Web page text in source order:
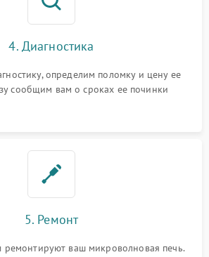
4. Диагностика
определим поломку и цену ее
сообщим вам о сроках ее починки
5. Ремонт
ремонтируют ваш микроволновая печь.